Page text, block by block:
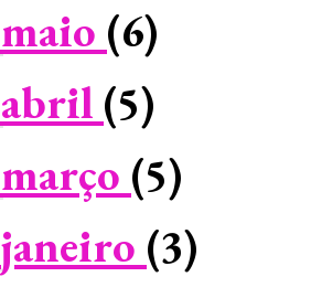
maio (6)
abril (5)
março (5)
janeiro (3)